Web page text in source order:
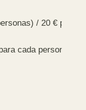
/ 20 €
cada persona